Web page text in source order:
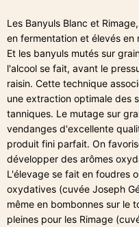
Les Banyuls Blanc et
en fermentation et élevés en
Et les banyuls mutés sur
l'alcool se fait, avant le
raisin. Cette technique
une extraction optimale des
tanniques. Le mutage sur
vendanges d'excellente
produit fini parfait. On
développer des arômes
L'élevage se fait en foudres
oxydatives (cuvée Joseph
même en bombonnes sur le
pleines pour les Rimage